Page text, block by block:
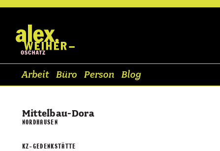
Arbeit Büro Person Blog
Mittelbau-Dora
NORDHAUSEN
KZ-GEDENKSTÄTTE